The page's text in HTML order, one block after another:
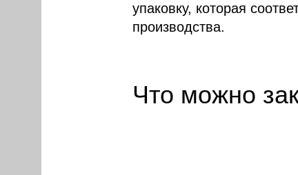
упаковку, которая
производства.
Что можно